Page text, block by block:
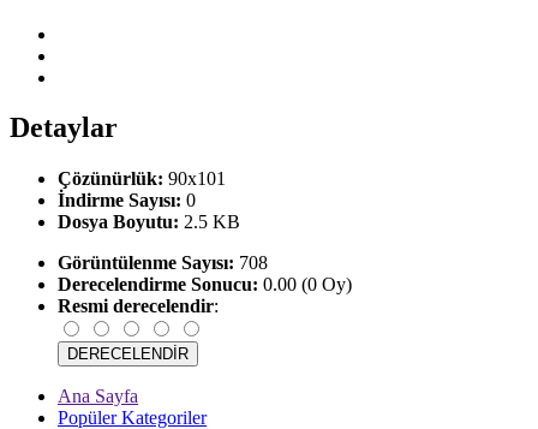
Detaylar
Çözünürlük: 90x101
İndirme Sayısı: 0
Dosya Boyutu: 2.5 KB
Görüntülenme Sayısı: 708
Derecelendirme Sonucu: 0.00 (0 Oy)
Resmi derecelendir:
Ana Sayfa
Popüler Kategoriler